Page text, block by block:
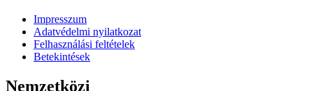
Impresszum
Adatvédelmi nyilatkozat
Felhasználási feltételek
Betekintések
Nemzetközi